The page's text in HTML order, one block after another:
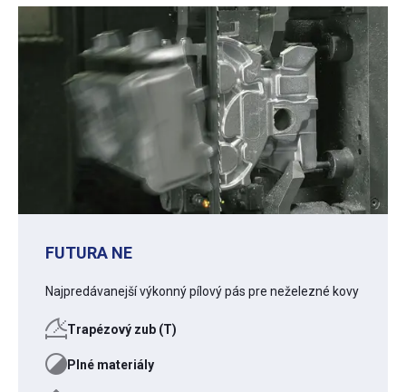
FUTURA NE
Najpredávanejší výkonný pílový pás pre neželezné kovy
Trapézový zub (T)
Plné materiály